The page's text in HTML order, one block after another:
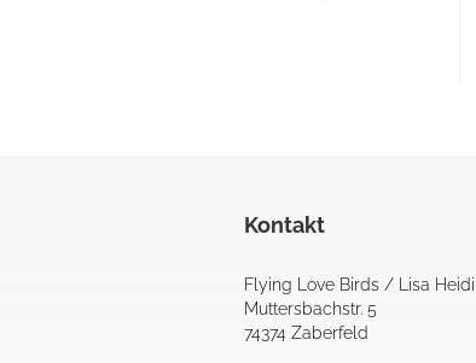
Kontakt
Flying Love Birds / Lisa
Muttersbachstr. 5
74374 Zaberfeld